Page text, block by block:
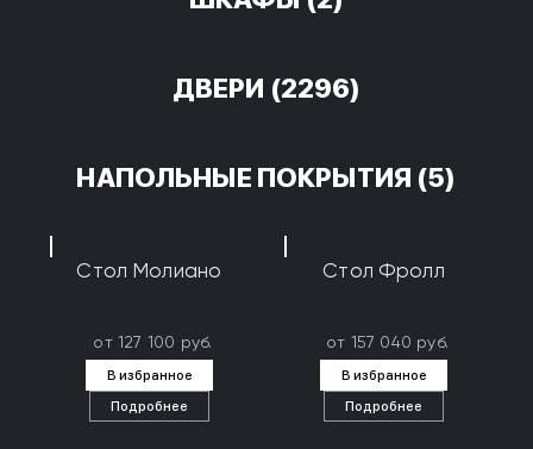
ДВЕРИ (2296)
НАПОЛЬНЫЕ ПОКРЫТИЯ (5)
Стол Молиано
от 127 100 руб.
В избранное
Подробнее
Стол Фролл
от 157 040 руб.
В избранное
Подробнее